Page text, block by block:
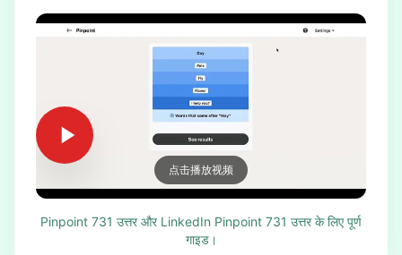
点击播放视频
Pinpoint 731 उत्तर और LinkedIn Pinpoint 731 उत्तर के लिए पूर्ण
गाइड।